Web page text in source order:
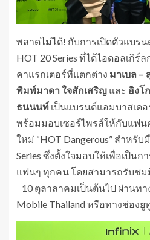
พลาดไม่ได้! กับการเปิดตัวแบร
HOT 20 Series ที่ได้ไอดอลเกิร์ล
คาแรกเตอร์ที่แตกต่าง มาเบล –
พิมพ์มาดา ใจสักเสริญ และ อิงโ
ธนนนท์ เป็นแบรนด์แอมบาสเด
พร้อมมอบเซอร์ไพรส์ให้กับแฟน
ใหม่ “HOT Dangerous” สำหรั
Series ซึ่งตั้งใจมอบให้เพื่อเป็น
แฟนๆ ทุกคน โดยสามารถรับช
10 ตุลาลาคมเป็นต้นไป ผ่านทา
Mobile Thailand หรือทางช่องยู